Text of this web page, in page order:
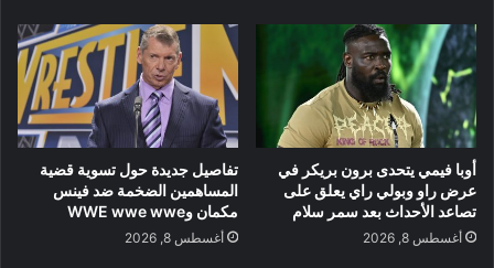
أوبا فيمي يتحدى برون بريكر في
عرض راو وبولي راي يعلق على
تصاعد الأحداث بعد سمر سلام
أغسطس 8, 2026
تفاصيل جديدة حول تسوية قضية
المساهمين الضخمة ضد فينس
مكمان وWWE wwe wwe
أغسطس 8, 2026